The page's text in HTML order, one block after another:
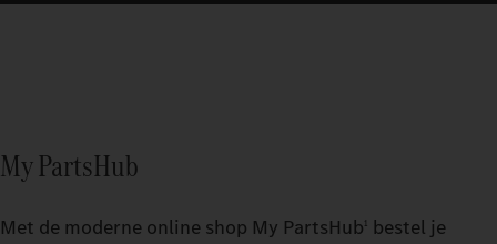
My PartsHub
Met de moderne online shop My PartsHub1 bestel je